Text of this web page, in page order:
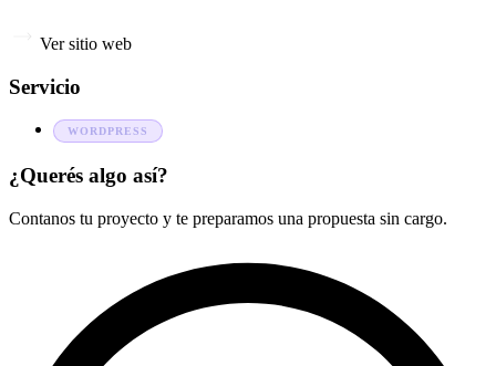
Ver sitio web
Servicio
WORDPRESS
¿Querés algo así?
Contanos tu proyecto y te preparamos una propuesta sin cargo.